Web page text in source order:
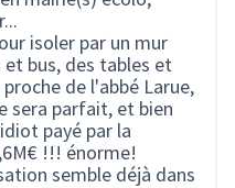
isoler par un mur
bus, des tables et
de l'abbé Larue,
sera parfait, et bien
payé par la
!!! énorme!
semble déjà dans